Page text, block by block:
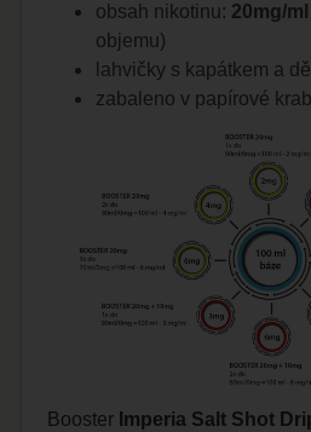
obsah nikotinu: 20mg/ml
objemu)
lahvičky s kapátkem a
zabaleno v papírové
Booster Imperia Salt Shot